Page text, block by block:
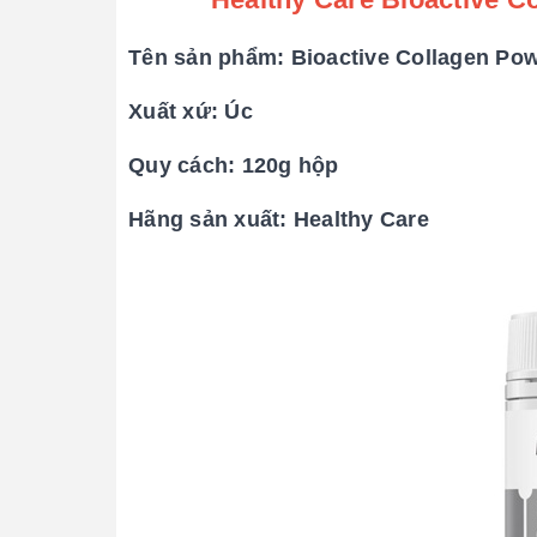
Tên sản phẩm: Bioactive Collagen
Xuất xứ: Úc
Quy cách: 120g hộp
Hãng sản xuất: Healthy Care